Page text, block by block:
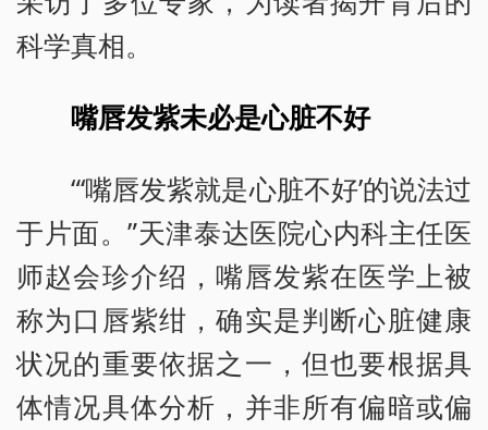
科学真相。
嘴唇发紫未必是心脏不好
“‘嘴唇发紫就是心脏不好’的说法过
于片面。”天津泰达医院心内科主任医
师赵会珍介绍，嘴唇发紫在医学上被
称为口唇紫绀，确实是判断心脏健康
状况的重要依据之一，但也要根据具
体情况具体分析，并非所有偏暗或偏